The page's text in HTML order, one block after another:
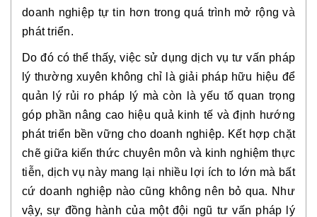
doanh nghiệp tự tin hơn trong quá trình mở rộng và
phát triển.
Do đó có thể thấy, việc sử dụng dịch vụ tư vấn pháp
lý thường xuyên không chỉ là giải pháp hữu hiệu để
quản lý rủi ro pháp lý mà còn là yếu tố quan trọng
góp phần nâng cao hiệu quả kinh tế và định hướng
phát triển bền vững cho doanh nghiệp. Kết hợp chặt
chẽ giữa kiến thức chuyên môn và kinh nghiệm thực
tiễn, dịch vụ này mang lại nhiều lợi ích to lớn mà bất
cứ doanh nghiệp nào cũng không nên bỏ qua. Như
vậy, sự đồng hành của một đội ngũ tư vấn pháp lý